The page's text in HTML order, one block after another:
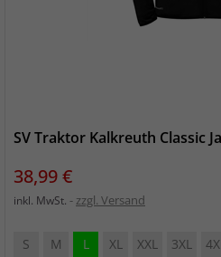
SV Traktor Kalkreuth Classic
Preis
38,99 €
inkl. MwSt. zzgl. Versand
S M L XL XXL 3XL